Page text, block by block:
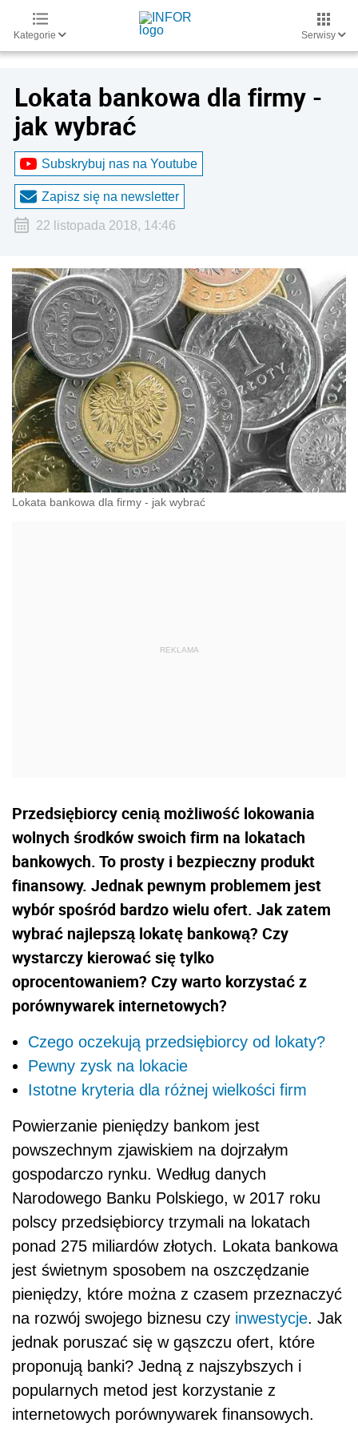
Kategorie Serwisy
Lokata bankowa dla firmy -
jak wybrać
Subskrybuj nas na Youtube
Zapisz się na newsletter
22 listopada 2018, 14:46
Lokata bankowa dla firmy - jak wybrać
Przedsiębiorcy cenią możliwość lokowania
wolnych środków swoich firm na lokatach
bankowych. To prosty i bezpieczny produkt
finansowy. Jednak pewnym problemem jest
wybór spośród bardzo wielu ofert. Jak zatem
wybrać najlepszą lokatę bankową? Czy
wystarczy kierować się tylko
oprocentowaniem? Czy warto korzystać z
porównywarek internetowych?
Czego oczekują przedsiębiorcy od lokaty?
Pewny zysk na lokacie
Istotne kryteria dla różnej wielkości firm
Powierzanie pieniędzy bankom jest
powszechnym zjawiskiem na dojrzałym
gospodarczo rynku. Według danych
Narodowego Banku Polskiego, w 2017 roku
polscy przedsiębiorcy trzymali na lokatach
ponad 275 miliardów złotych. Lokata bankowa
jest świetnym sposobem na oszczędzanie
pieniędzy, które można z czasem przeznaczyć
na rozwój swojego biznesu czy inwestycje. Jak
jednak poruszać się w gąszczu ofert, które
proponują banki? Jedną z najszybszych i
popularnych metod jest korzystanie z
internetowych porównywarek finansowych.